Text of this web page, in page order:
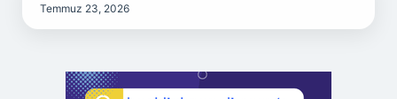
Temmuz 23, 2026